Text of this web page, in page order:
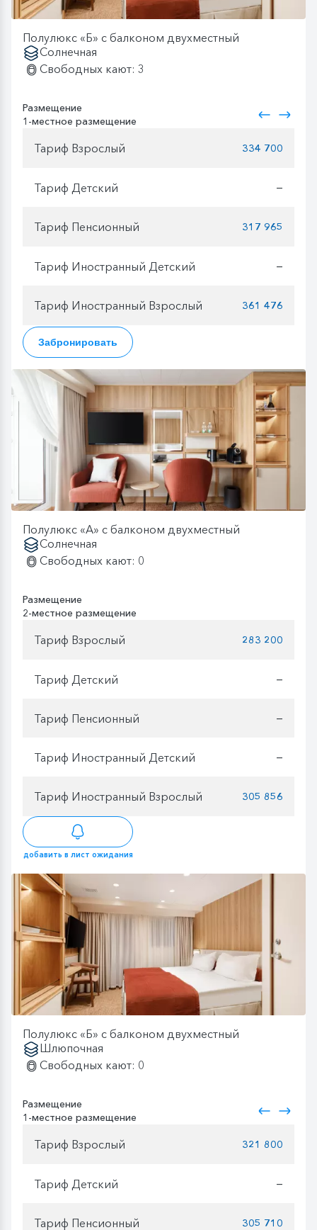
Полулюкс «Б» с балконом двухместный
Солнечная
Свободных кают: 3
Размещение
1-местное размещение
Тариф Взрослый 334 700
Тариф Детский —
Тариф Пенсионный 317 965
Тариф Иностранный Детский —
Тариф Иностранный Взрослый 361 476
Забронировать
Полулюкс «А» с балконом двухместный
Солнечная
Свободных кают: 0
Размещение
2-местное размещение
Тариф Взрослый 283 200
Тариф Детский —
Тариф Пенсионный —
Тариф Иностранный Детский —
Тариф Иностранный Взрослый 305 856
добавить в лист ожидания
Полулюкс «Б» с балконом двухместный
Шлюпочная
Свободных кают: 0
Размещение
1-местное размещение
Тариф Взрослый 321 800
Тариф Детский —
Тариф Пенсионный 305 710